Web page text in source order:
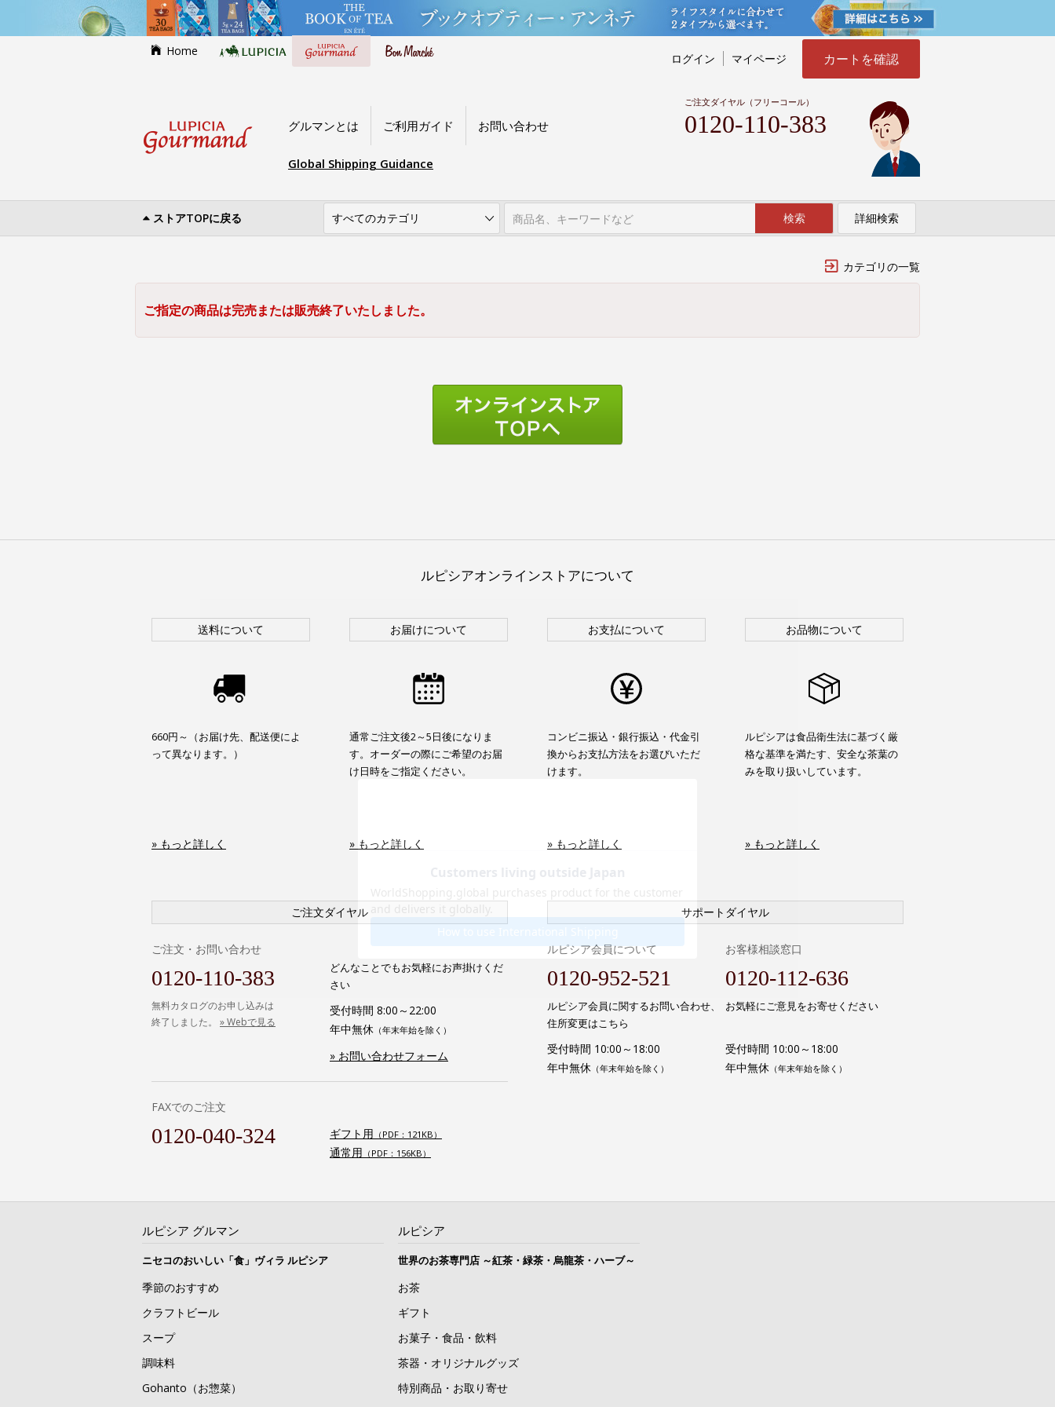
Home
ログイン マイページ カートを確認
グルマンとは ご利用ガイド お問い合わせ
ご注文ダイヤル（フリーコール）
0120-110-383
Global Shipping Guidance
ストアTOPに戻る 検索 詳細検索
カテゴリの一覧
ご指定の商品は完売または販売終了いたしました。
ルピシアオンラインストアについて
送料について
660円～（お届け先、配送便によ
って異なります。）
» もっと詳しく
お届けについて
通常ご注文後2～5日後になりま
す。オーダーの際にご希望のお届
け日時をご指定ください。
» もっと詳しく
お支払について
コンビニ振込・銀行振込・代金引
換からお支払方法をお選びいただ
けます。
» もっと詳しく
お品物について
ルピシアは食品衛生法に基づく厳
格な基準を満たす、安全な茶葉の
みを取り扱いしています。
» もっと詳しく
ご注文ダイヤル
ご注文・お問い合わせ
0120-110-383
無料カタログのお申し込みは
終了しました。 » Webで見る
どんなことでもお気軽にお声掛けくだ
さい
受付時間 8:00～22:00
年中無休 （年末年始を除く）
» お問い合わせフォーム
FAXでのご注文
0120-040-324 ギフト用 （PDF：121KB）
通常用 （PDF：156KB）
サポートダイヤル
ルピシア会員について
0120-952-521
ルピシア会員に関するお問い合わせ、
住所変更はこちら
受付時間 10:00～18:00
年中無休 （年末年始を除く）
お客様相談窓口
0120-112-636
お気軽にご意見をお寄せください
受付時間 10:00～18:00
年中無休 （年末年始を除く）
ルピシア グルマン
ニセコのおいしい「食」ヴィラ ルピシア
季節のおすすめ
クラフトビール
スープ
調味料
Gohanto（お惣菜）
ルピシア
世界のお茶専門店 ～紅茶・緑茶・烏龍茶・ハーブ～
お茶
ギフト
お菓子・食品・飲料
茶器・オリジナルグッズ
特別商品・お取り寄せ